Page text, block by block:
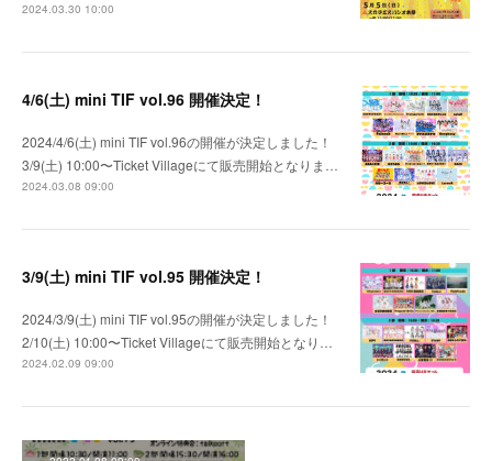
2024.03.30 10:00
4/6(土) mini TIF vol.96 開催決定！
2024/4/6(土) mini TIF vol.96の開催が決定しました！
3/9(土) 10:00〜Ticket Villageにて販売開始となりま…
2024.03.08 09:00
3/9(土) mini TIF vol.95 開催決定！
2024/3/9(土) mini TIF vol.95の開催が決定しました！
2/10(土) 10:00〜Ticket Villageにて販売開始となり…
2024.02.09 09:00